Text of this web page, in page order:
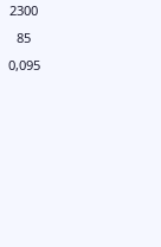
2300
85
0,095